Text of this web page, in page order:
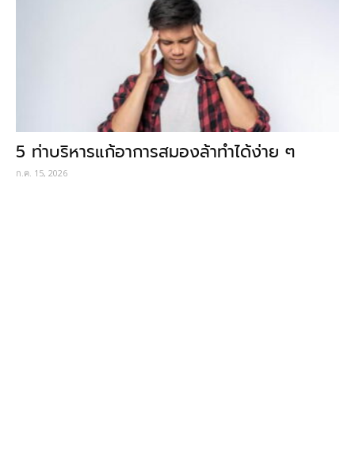
5 ท่าบริหารแก้อาการสมองล้าทำได้ง่าย ๆ
ก.ค. 15, 2026